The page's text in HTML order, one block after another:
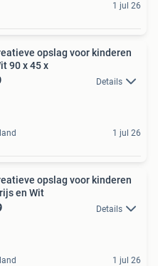
1 jul 26
opslag voor kinderen
90 x 45 x
Details
1 jul 26
opslag voor kinderen
en Wit
Details
1 jul 26